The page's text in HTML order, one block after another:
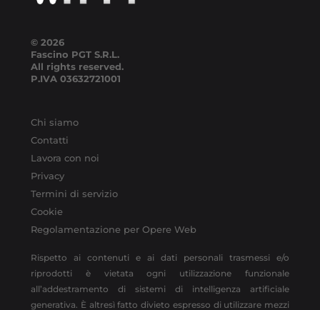
© 2026
Fascino PGT S.R.L.
All rights reserved.
P.IVA 03632721001
Chi siamo
Contatti
Lavora con noi
Privacy
Termini di servizio
Cookie
Regolamentazione per Opere Web
Rispetto ai contenuti e ai dati personali trasmessi e/o
riprodotti è vietata ogni utilizzazione funzionale
all’addestramento di sistemi di intelligenza artificiale
generativa. È altresì fatto divieto espresso di utilizzare mezzi